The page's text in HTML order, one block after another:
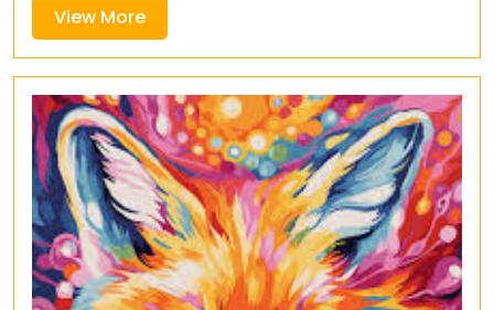
View MoreView
More